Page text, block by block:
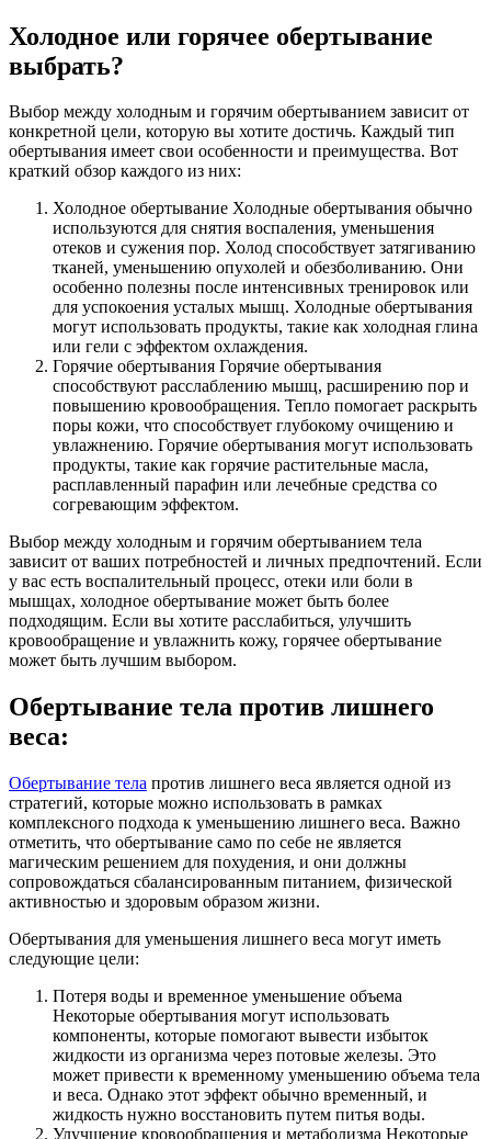
Холодное или горячее обертывание
выбрать?
Выбор между холодным и горячим обертыванием зависит от
конкретной цели, которую вы хотите достичь. Каждый тип
обертывания имеет свои особенности и преимущества. Вот
краткий обзор каждого из них:
Холодное обертывание Холодные обертывания обычно
используются для снятия воспаления, уменьшения
отеков и сужения пор. Холод способствует затягиванию
тканей, уменьшению опухолей и обезболиванию. Они
особенно полезны после интенсивных тренировок или
для успокоения усталых мышц. Холодные обертывания
могут использовать продукты, такие как холодная глина
или гели с эффектом охлаждения.
Горячие обертывания Горячие обертывания
способствуют расслаблению мышц, расширению пор и
повышению кровообращения. Тепло помогает раскрыть
поры кожи, что способствует глубокому очищению и
увлажнению. Горячие обертывания могут использовать
продукты, такие как горячие растительные масла,
расплавленный парафин или лечебные средства со
согревающим эффектом.
Выбор между холодным и горячим обертыванием тела
зависит от ваших потребностей и личных предпочтений. Если
у вас есть воспалительный процесс, отеки или боли в
мышцах, холодное обертывание может быть более
подходящим. Если вы хотите расслабиться, улучшить
кровообращение и увлажнить кожу, горячее обертывание
может быть лучшим выбором.
Обертывание тела против лишнего
веса:
Обертывание тела против лишнего веса является одной из
стратегий, которые можно использовать в рамках
комплексного подхода к уменьшению лишнего веса. Важно
отметить, что обертывание само по себе не является
магическим решением для похудения, и они должны
сопровождаться сбалансированным питанием, физической
активностью и здоровым образом жизни.
Обертывания для уменьшения лишнего веса могут иметь
следующие цели:
Потеря воды и временное уменьшение объема
Некоторые обертывания могут использовать
компоненты, которые помогают вывести избыток
жидкости из организма через потовые железы. Это
может привести к временному уменьшению объема тела
и веса. Однако этот эффект обычно временный, и
жидкость нужно восстановить путем питья воды.
Улучшение кровообращения и метаболизма Некоторые